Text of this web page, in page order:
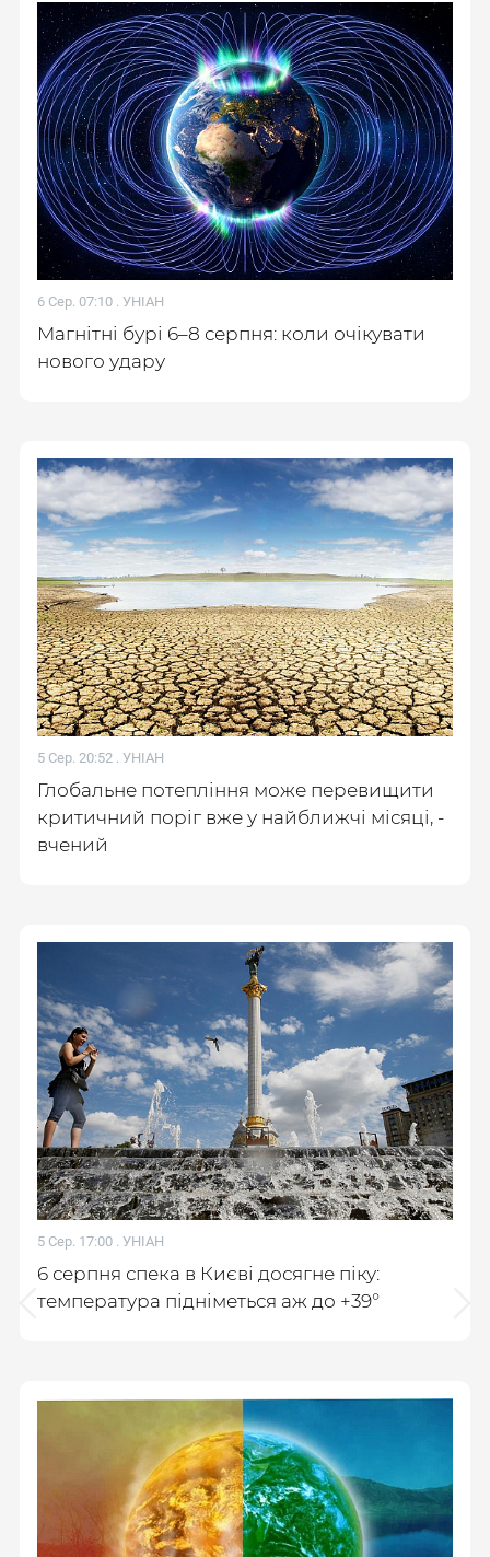
6 Сер. 07:10 . УНІАН
Магнітні бурі 6–8 серпня: коли очікувати
нового удару
5 Сер. 20:52 . УНІАН
Глобальне потепління може перевищити
критичний поріг вже у найближчі місяці, -
вчений
5 Сер. 17:00 . УНІАН
6 серпня спека в Києві досягне піку:
температура підніметься аж до +39°